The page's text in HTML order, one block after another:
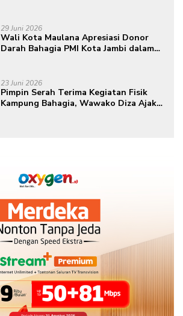
29 Juni 2026
Wali Kota Maulana Apresiasi Donor
Darah Bahagia PMI Kota Jambi dalam
23 Juni 2026
Pimpin Serah Terima Kegiatan Fisik
Kampung Bahagia, Wawako Diza Ajak